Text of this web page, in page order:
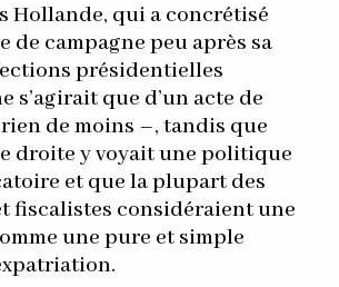
Hollande, qui a concrétisé
de campagne peu après sa
présidentielles
s’agirait que d’un acte de
de moins –, tandis que
droite y voyait une politique
et que la plupart des
fiscalistes considéraient une
une pure et simple